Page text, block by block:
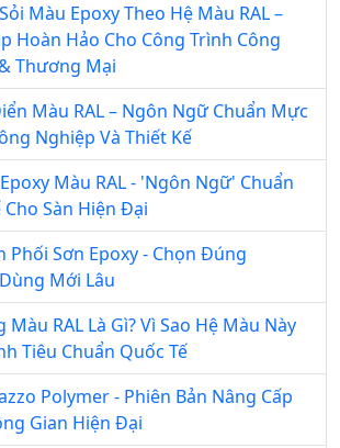
Màu Epoxy Theo Hệ Màu RAL –
Hoàn Hảo Cho Công Trình Công
Thương Mại
Màu RAL – Ngôn Ngữ Chuẩn Mực
Nghiệp Và Thiết Kế
Màu RAL - 'Ngôn Ngữ' Chuẩn
Cho Sàn Hiện Đại
Phối Sơn Epoxy - Chọn Đúng
Mới Lâu
Màu RAL Là Gì? Vì Sao Hệ Màu Này
Tiêu Chuẩn Quốc Tế
Polymer - Phiên Bản Nâng Cấp
Gian Hiện Đại